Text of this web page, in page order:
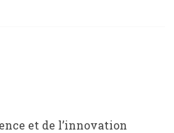
et de l’innovation